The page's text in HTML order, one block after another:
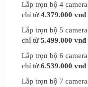
Lắp trọn bộ 4 camera
chỉ từ4.379.000 vnđ
Lắp trọn bộ 5 camera
chỉ từ5.499.000 vnđ
Lắp trọn bộ 6 camera
chỉ từ6.539.000 vnđ
Lắp trọn bộ 7 camera